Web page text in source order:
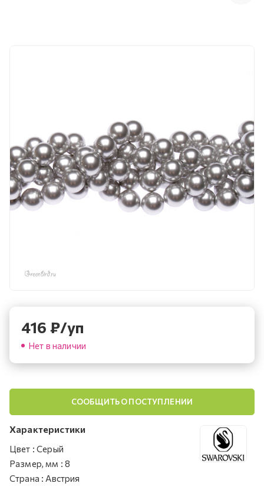
416 ₽/уп
Нет в наличии
СООБЩИТЬ О ПОСТУПЛЕНИИ
Характеристики
Цвет : Серый
Размер, мм : 8
Страна : Австрия